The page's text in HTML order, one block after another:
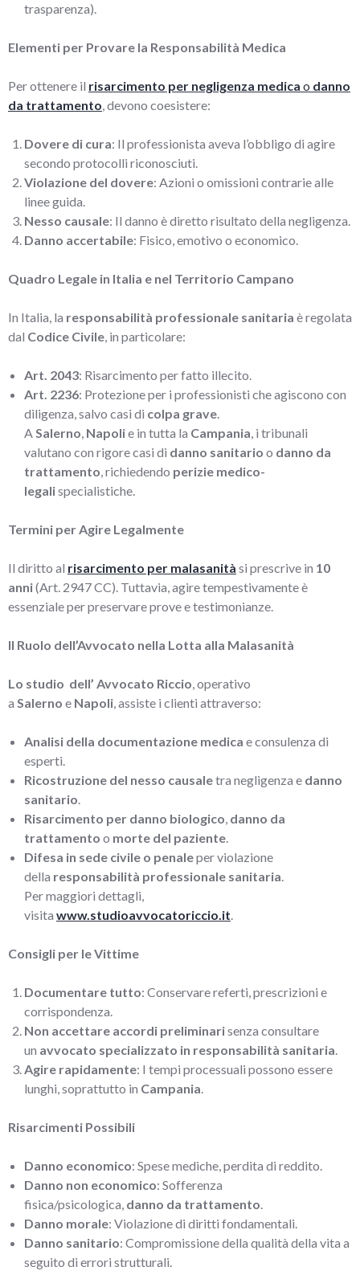
trasparenza).
Elementi per Provare la Responsabilità Medica
Per ottenere il risarcimento per negligenza medica o danno
da trattamento, devono coesistere:
Dovere di cura: Il professionista aveva l’obbligo di agire
secondo protocolli riconosciuti.
Violazione del dovere: Azioni o omissioni contrarie alle
linee guida.
Nesso causale: Il danno è diretto risultato della negligenza.
Danno accertabile: Fisico, emotivo o economico.
Quadro Legale in Italia e nel Territorio Campano
In Italia, la responsabilità professionale sanitaria è regolata
dal Codice Civile, in particolare:
Art. 2043: Risarcimento per fatto illecito.
Art. 2236: Protezione per i professionisti che agiscono con
diligenza, salvo casi di colpa grave.
ASalerno, Napolie in tutta la Campania, i tribunali
valutano con rigore casi di danno sanitario o danno da
trattamento, richiedendo perizie medico-
legalispecialistiche.
Termini per Agire Legalmente
Il diritto al risarcimento per malasanità si prescrive in 10
anni(Art. 2947 CC). Tuttavia, agire tempestivamente è
essenziale per preservare prove e testimonianze.
Il Ruolo dell’Avvocato nella Lotta alla Malasanità
Lo studio dell’ Avvocato Riccio, operativo
a Salerno e Napoli, assiste i clienti attraverso:
Analisi della documentazione medica e consulenza di
esperti.
Ricostruzione del nesso causaletra negligenza e danno
sanitario.
Risarcimento per danno biologico, danno da
trattamento o morte del paziente.
Difesa in sede civile o penaleper violazione
della responsabilità professionale sanitaria.
Per maggiori dettagli,
visita www.studioavvocatoriccio.it.
Consigli per le Vittime
Documentare tutto: Conservare referti, prescrizioni e
corrispondenza.
Non accettare accordi preliminarisenza consultare
un avvocato specializzato in responsabilità sanitaria.
Agire rapidamente: I tempi processuali possono essere
lunghi, soprattutto in Campania.
Risarcimenti Possibili
Danno economico: Spese mediche, perdita di reddito.
Danno non economico: Sofferenza
fisica/psicologica, danno da trattamento.
Danno morale: Violazione di diritti fondamentali.
Danno sanitario: Compromissione della qualità della vita a
seguito di errori strutturali.